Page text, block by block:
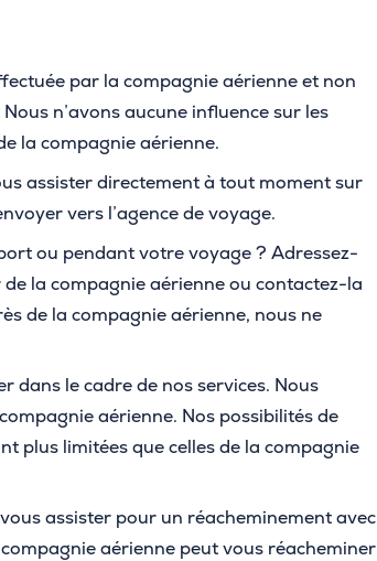
par la compagnie aérienne et non
n’avons aucune influence sur les
la compagnie aérienne.
assister directement à tout moment sur
vers l’agence de voyage.
ou pendant votre voyage ? Adressez-
la compagnie aérienne ou contactez-la
de la compagnie aérienne, nous ne
dans le cadre de nos services. Nous
aérienne. Nos possibilités de
plus limitées que celles de la compagnie
assister pour un réacheminement avec
aérienne peut vous réacheminer